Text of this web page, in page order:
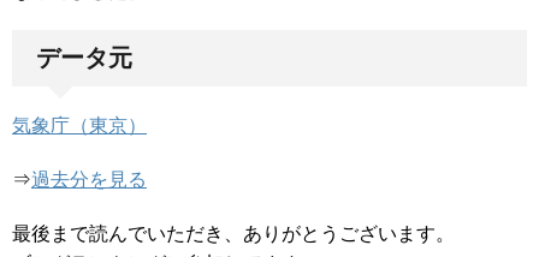
データ元
気象庁（東京）
⇒過去分を見る
最後まで読んでいただき、ありがとうございます。